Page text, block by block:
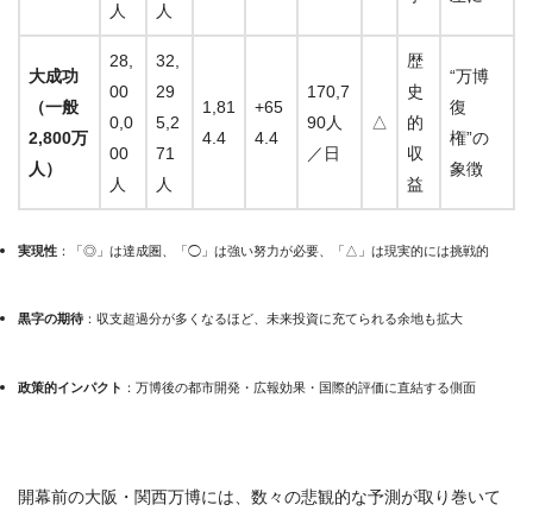
人 人
大成功
（一般
2,800万
人）
28,
00
0,0
00
人
32,
29
5,2
71
人
1,81
4.4
+65
4.4
170,7
90人
／日
△
歴
史
的
収
益
“万博
復
権”の
象徴
実現性 ：「◎」は達成圏、「◯」は強い努力が必要、「△」は現実的には挑戦的
黒字の期待 ：収支超過分が多くなるほど、未来投資に充てられる余地も拡大
政策的インパクト ：万博後の都市開発・広報効果・国際的評価に直結する側面
開幕前の大阪・関西万博には、数々の悲観的な予測が取り巻いて